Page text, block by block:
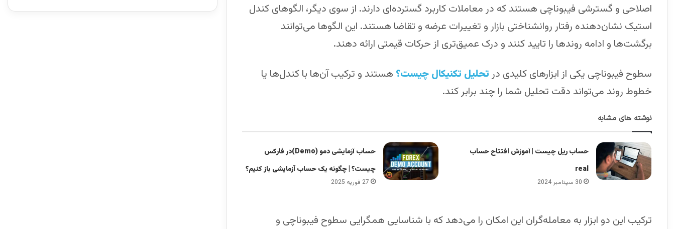
اصلاحی و گسترشی فیبوناچی هستند که در معاملات کاربرد گسترده‌ای دارند. از سوی دیگر، الگوهای کندل
استیک نشان‌دهنده رفتار روانشناختی بازار و تغییرات عرضه و تقاضا هستند. این الگوها می‌توانند
برگشت‌ها و ادامه روندها را تایید کنند و درک عمیق‌تری از حرکات قیمتی ارائه دهند.
سطوح فیبوناچی یکی از ابزارهای کلیدی درتحلیل تکنیکال چیست؟ هستند و ترکیب آن‌ها با کندل‌ها یا
خطوط روند می‌تواند دقت تحلیل شما را چند برابر کند.
نوشته های مشابه
حساب ریل چیست | آموزش افتتاح حساب
real
30 سپتامبر 2024
حساب آزمایشی دمو (Demo)در فارکس
چیست؟ | چگونه یک حساب آزمایشی باز کنیم؟
27 فوریه 2025
ترکیب این دو ابزار به معامله‌گران این امکان را می‌دهد که با شناسایی همگرایی سطوح فیبوناچی و